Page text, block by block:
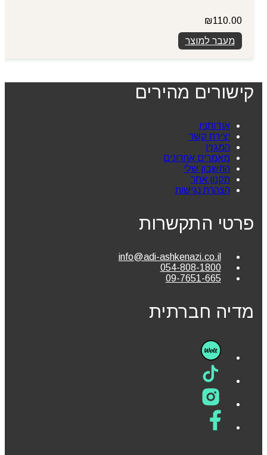
₪110.00
מעבר למוצר
קישורים מהירים
אודותניו
יצירת קשר
המגזין
מאמרים אחרונים
החשבון שלי
תקנון אתר
הצהרת נגישות
פרטי התקשרות
info@adi-ashkenazi.co.il
054-808-1800
09-7651-665
מדיה חברתית